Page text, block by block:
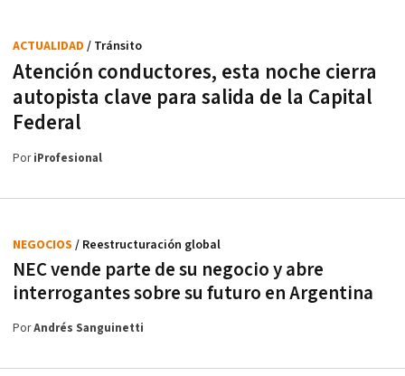
Atención conductores, esta noche cierra
autopista clave para salida de la Capital
Federal
ACTUALIDAD / Tránsito
PoriProfesional
NEC vende parte de su negocio y abre
interrogantes sobre su futuro en Argentina
NEGOCIOS / Reestructuración global
PorAndrés Sanguinetti